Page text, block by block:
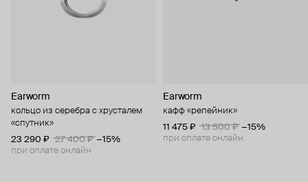
Earworm
кольцо из серебра с хрусталем
«спутник»
23 290 ₽
27 400 ₽ −15%
при оплате онлайн
Earworm
кафф «репейник»
11 475 ₽
13 500 ₽ −15%
при оплате онлайн